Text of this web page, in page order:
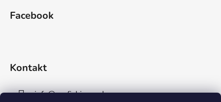
Facebook
Kontakt
info@aaafishingpraha.cz